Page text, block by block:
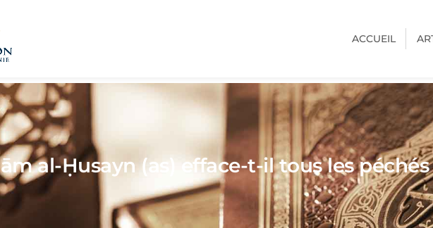
ACCUEIL
al-Ḥusayn (as) efface-t-il tous les péchés